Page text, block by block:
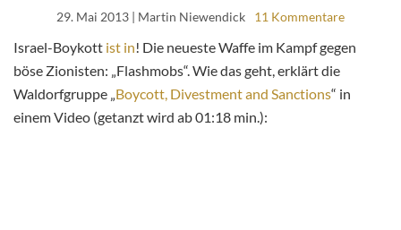
29. Mai 2013 | Martin Niewendick 11 Kommentare
Israel-Boykott ist in! Die neueste Waffe im Kampf gegen
böse Zionisten: „Flashmobs“. Wie das geht, erklärt die
Waldorfgruppe „Boycott, Divestment and Sanctions“ in
einem Video (getanzt wird ab 01:18 min.):